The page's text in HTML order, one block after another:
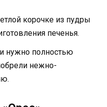
корочке из пудры
печенья.
нужно полностью
нежно-